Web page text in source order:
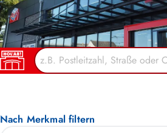
HOL’AB!
Nach Merkmal filtern